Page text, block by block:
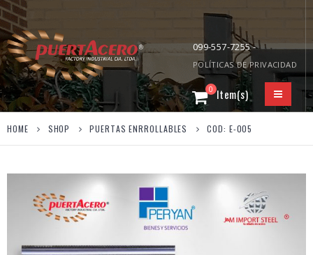
099-557-7255 -
POLÍTICAS DE PRIVACIDAD
0
HOME SHOP PUERTAS ENRROLLABLES COD: E-005